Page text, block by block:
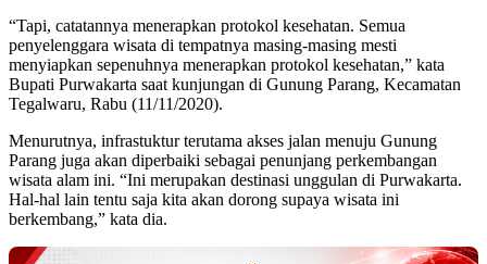
“Tapi, catatannya menerapkan protokol kesehatan. Semua
penyelenggara wisata di tempatnya masing-masing mesti
menyiapkan sepenuhnya menerapkan protokol kesehatan,” kata
Bupati Purwakarta saat kunjungan di Gunung Parang, Kecamatan
Tegalwaru, Rabu (11/11/2020).
Menurutnya, infrastuktur terutama akses jalan menuju Gunung
Parang juga akan diperbaiki sebagai penunjang perkembangan
wisata alam ini. “Ini merupakan destinasi unggulan di Purwakarta.
Hal-hal lain tentu saja kita akan dorong supaya wisata ini
berkembang,” kata dia.